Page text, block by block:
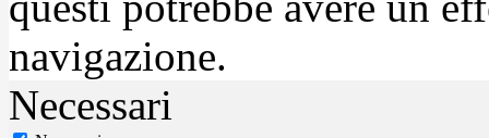
navigazione.
Necessari